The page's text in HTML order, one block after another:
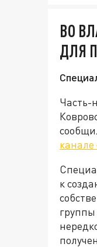
ВО
ДЛЯ
Часть-
к